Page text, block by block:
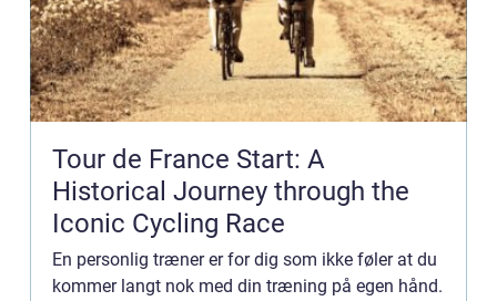
Tour de France Start: A
Historical Journey through the
Iconic Cycling Race
En personlig træner er for dig som ikke føler at du
kommer langt nok med din træning på egen hånd.